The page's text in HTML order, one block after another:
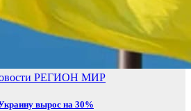
РЕГИОН МИР
вырос на 30%